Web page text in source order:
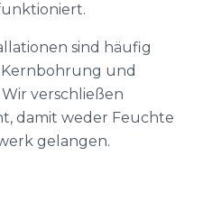
sind häufig
und
verschließen
damit weder Feuchte
gelangen.